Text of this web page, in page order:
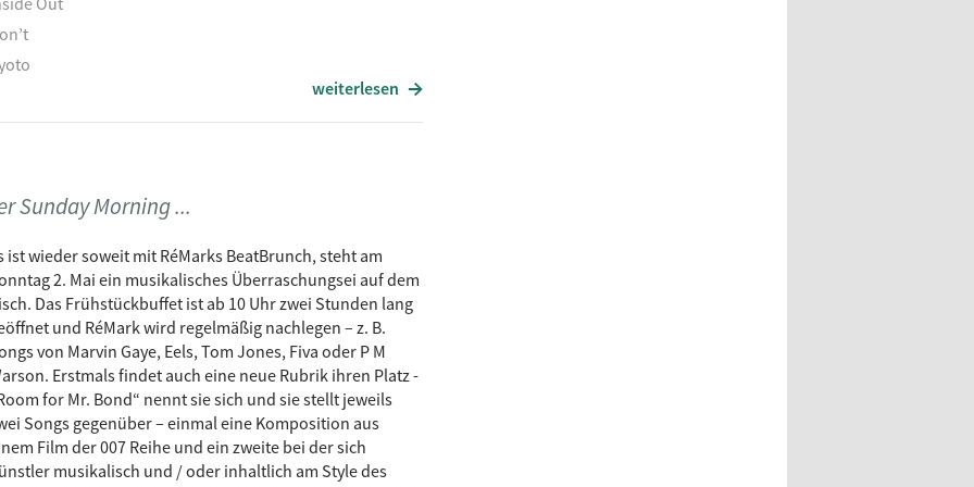
Ain’t no mountain high enough (Ben Human Remix)
need a doctor
Addiction
The Leader
I love you
Drop me
Tom (DJ Snatch Rework)
5 Years
weiterlesen
Sunday Morning ...
ist wieder soweit mit RéMarks BeatBrunch, steht am
2. Mai ein musikalisches Überraschungsei auf dem
Das Frühstückbuffet ist ab 10 Uhr zwei Stunden lang
und RéMark wird regelmäßig nachlegen – z. B.
von Marvin Gaye, Eels, Tom Jones, Fiva oder P M
Erstmals findet auch eine neue Rubrik ihren Platz -
for Mr. Bond“ nennt sie sich und sie stellt jeweils
Songs gegenüber – einmal eine Komposition aus
Film der 007 Reihe und ein zweite bei der sich
musikalisch und / oder inhaltlich am Style des